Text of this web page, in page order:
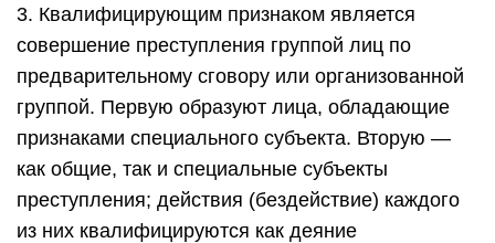
3. Квалифицирующим признаком является
совершение преступления группой лиц по
предварительному сговору или организованной
группой. Первую образуют лица, обладающие
признаками специального субъекта. Вторую —
как общие, так и специальные субъекты
преступления; действия (бездействие) каждого
из них квалифицируются как деяние